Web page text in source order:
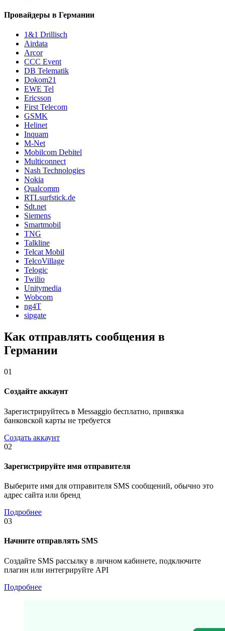
Провайдеры в Германии
1&1 Drillisch
Airdata
Arcor
CCC Event
DB Telematik
Dokom21
EWE Tel
Ericsson
First Telecom
GSMK
Helinet
Inquam
M-Net
Mobilcom Debitel
Multiconnect
Nash Technologies
Nokia
Qualcomm
RTLsurfstick.de
Sdt.net
Siemens
Smartmobil
TNG
Talkline
Telcat Mobil
TelcoVillage
Telogic
Twilio
Unitymedia
Wobcom
ng4T
sipgate
Как отправлять сообщения в
Германии
01
Создайте аккаунт
Зарегистрируйтесь в Messaggio бесплатно, привязка
банковской карты не требуется
Создать аккаунт
02
Зарегистрируйте имя отправителя
Выберите имя для отправителя SMS сообщений, обычно это
адрес сайта или бренд
Подробнее
03
Начните отправлять SMS
Создайте SMS рассылку в личном кабинете, подключите
плагин или интегрируйте API
Подробнее